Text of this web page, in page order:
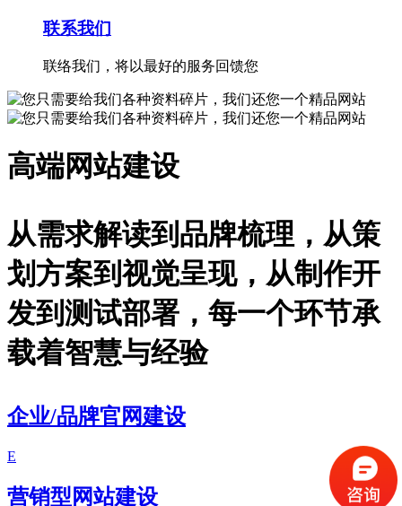
联系我们
联络我们，将以最好的服务回馈您
高端网站建设
从需求解读到品牌梳理，从策
划方案到视觉呈现，从制作开
发到测试部署，每一个环节承
载着智慧与经验
企业/品牌官网建设
E
营销型网站建设